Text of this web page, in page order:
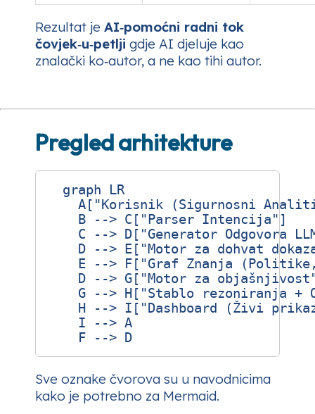
Rezultat je AI‑pomoćni radni tok
čovjek‑u‑petlji gdje AI djeluje kao
znalački ko‑autor, a ne kao tihi autor.
Pregled arhitekture
  graph LR
A["Korisnik (Sigurnosni
    B --> C["Parser Intencija"]
C --> D["Generator Odgovora
D --> E["Motor za dohvat
E --> F["Graf Znanja
D --> G["Motor za
G --> H["Stablo rezoniranja +
H --> I["Dashboard (Živi
    I --> A
Sve oznake čvorova su u navodnicima
kako je potrebno za Mermaid.